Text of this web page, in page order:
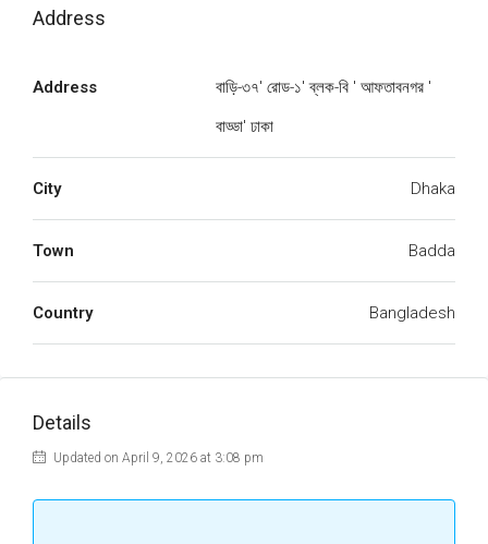
Address
Address
বাড়ি-৩৭' রোড-১' ব্লক-বি ' আফতাবনগর '
বাড্ডা' ঢাকা
City Dhaka
Town Badda
Country Bangladesh
Details
Updated on April 9, 2026 at 3:08 pm